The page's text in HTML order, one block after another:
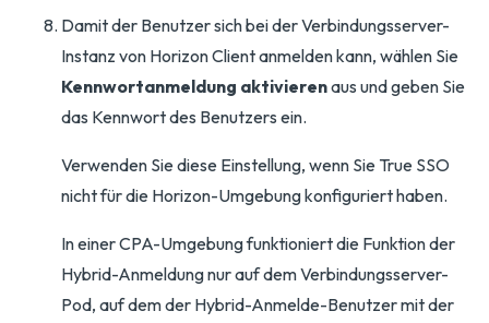
Damit der Benutzer sich bei der Verbindungsserver-
Instanz von Horizon Client anmelden kann, wählen Sie
Kennwortanmeldung aktivierenaus und geben Sie
das Kennwort des Benutzers ein.
Verwenden Sie diese Einstellung, wenn Sie True SSO
nicht für die Horizon-Umgebung konfiguriert haben.
In einer CPA-Umgebung funktioniert die Funktion der
Hybrid-Anmeldung nur auf dem Verbindungsserver-
Pod, auf dem der Hybrid-Anmelde-Benutzer mit der